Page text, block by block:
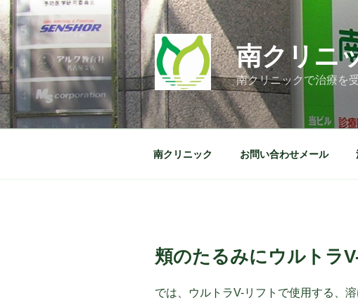
コ
ン
テ
ン
ツ
へ
ス
キ
南クリニ
南クリニックで治療を
南クリニック お問い合わせメール
頬のたるみにウルトラ
では、ウルトラV-リフトで使用する、